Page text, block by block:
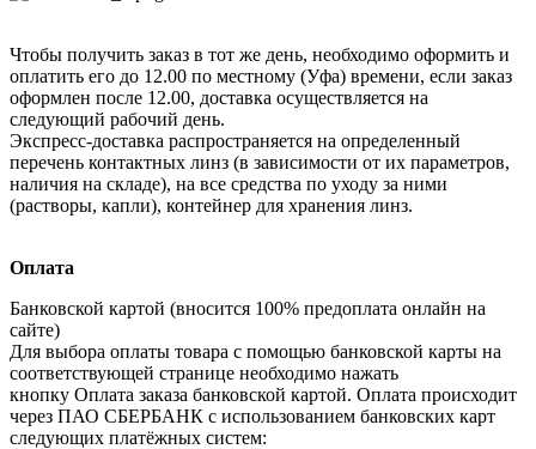
Чтобы получить заказ в тот же день, необходимо оформить и
оплатить его до 12.00 по местному (Уфа) времени, если заказ
оформлен после 12.00, доставка осуществляется на
следующий рабочий день.
Экспресс-доставка распространяется на определенный
перечень контактных линз (в зависимости от их параметров,
наличия на складе), на все средства по уходу за ними
(растворы, капли), контейнер для хранения линз.
Оплата
Банковской картой (вносится 100% предоплата онлайн на
сайте)
Для выбора оплаты товара с помощью банковской карты на
соответствующей странице необходимо нажать
кнопку Оплата заказа банковской картой. Оплата происходит
через ПАО СБЕРБАНК с использованием банковских карт
следующих платёжных систем: